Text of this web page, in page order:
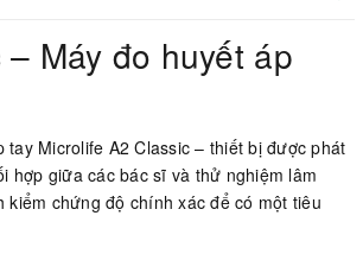
Máy đo huyết áp
tay Microlife A2 Classic – thiết bị được phát
hợp giữa các bác sĩ và thử nghiệm lâm
kiểm chứng độ chính xác để có một tiêu